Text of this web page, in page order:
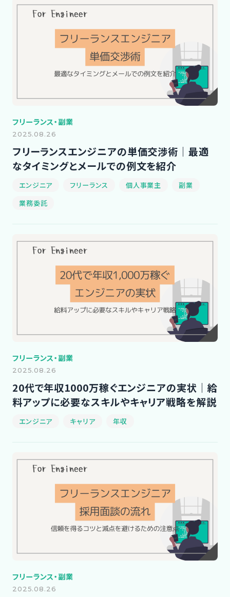
フリーランス・副業
2025.08.26
フリーランスエンジニアの単価交渉術｜最適
なタイミングとメールでの例文を紹介
エンジニア フリーランス 個人事業主
副業
業務委託
フリーランス・副業
2025.08.26
20代で年収1000万稼ぐエンジニアの実状｜給
料アップに必要なスキルやキャリア戦略を解説
エンジニア キャリア 年収
フリーランス・副業
2025.08.26